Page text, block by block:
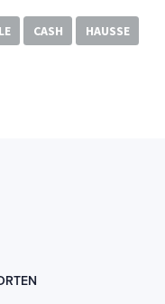
CASH HAUSSE